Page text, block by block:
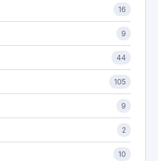
16
9
44
105
9
2
10